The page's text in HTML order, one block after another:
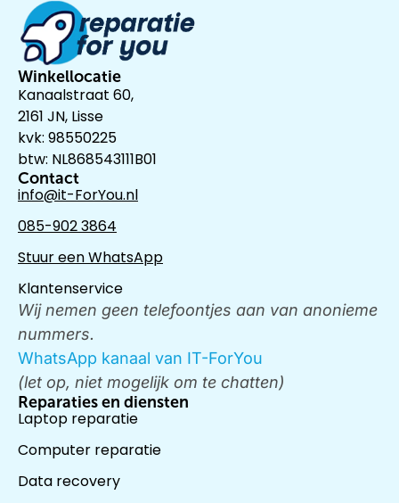
Winkellocatie
Kanaalstraat 60,
2161 JN, Lisse
kvk: 98550225
btw: NL868543111B01
Contact
info@it-ForYou.nl
085-902 3864
Stuur een WhatsApp
Klantenservice
Wij nemen geen telefoontjes aan van anonieme
nummers.
WhatsApp kanaal van IT-ForYou
(let op, niet mogelijk om te chatten)
Reparaties en diensten
Laptop reparatie
Computer reparatie
Data recovery